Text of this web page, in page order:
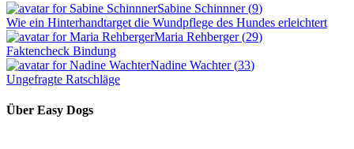
Sabine Schinnner(9)
Wie ein Hinterhandtarget die Wundpflege des Hundes erleichtert
Maria Rehberger(29)
Faktencheck Bindung
Nadine Wachter(33)
Ungefragte Ratschläge
Über Easy Dogs